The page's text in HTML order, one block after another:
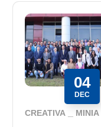
04
DEC
CREATIVA MINIA